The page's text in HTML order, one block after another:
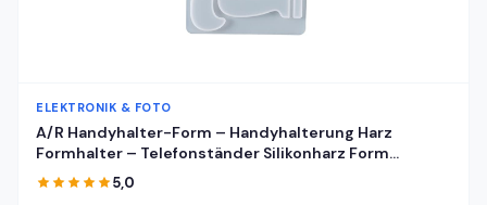
ELEKTRONIK & FOTO
A/R Handyhalter-Form – Handyhalterung Harz
Formhalter – Telefonständer Silikonharz Form
Handyhalter Form Handyhalterung Form
Handyhalterung Form Epoxidharz Gießform für DIY
5,0